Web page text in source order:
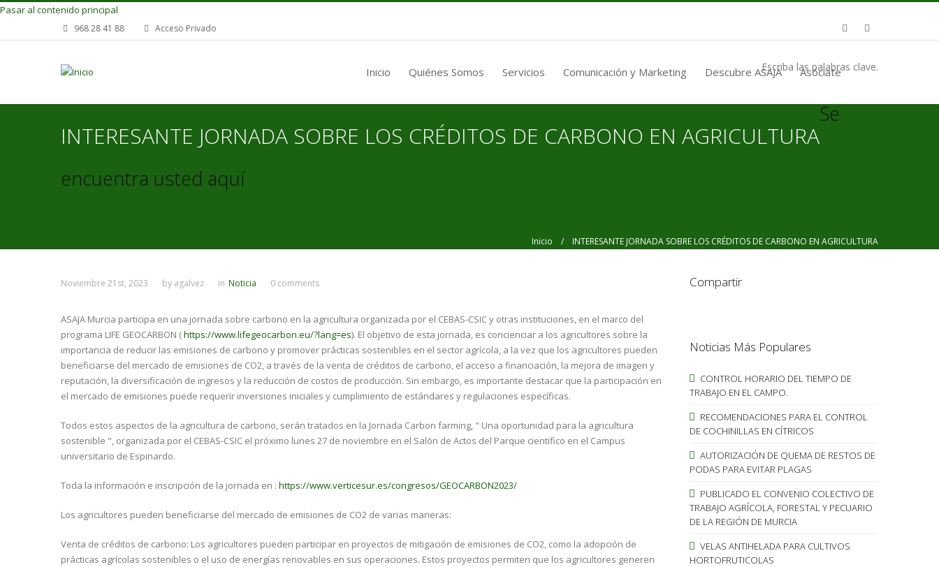
Pasar al contenido principal
968 28 41 88 Acceso Privado
Inicio Quiénes Somos Servicios Comunicación y Marketing Descubre ASAJA Asóciate
Escriba las palabras clave.
INTERESANTE JORNADA SOBRE LOS CRÉDITOS DE CARBONO EN AGRICULTURA
Se
encuentra usted aquí
Inicio / INTERESANTE JORNADA SOBRE LOS CRÉDITOS DE CARBONO EN AGRICULTURA
Noviembre 21st, 2023 by agalvez in Noticia 0 comments
ASAJA Murcia participa en una jornada sobre carbono en la agricultura organizada por el CEBAS-CSIC y otras instituciones, en el marco del
programa LIFE GEOCARBON (https://www.lifegeocarbon.eu/?lang=es). El objetivo de esta jornada, es concienciar a los agricultores sobre la
importancia de reducir las emisiones de carbono y promover prácticas sostenibles en el sector agrícola, a la vez que los agricultores pueden
beneficiarse del mercado de emisiones de CO2, a través de la venta de créditos de carbono, el acceso a financiación, la mejora de imagen y
reputación, la diversificación de ingresos y la reducción de costos de producción. Sin embargo, es importante destacar que la participación en
el mercado de emisiones puede requerir inversiones iniciales y cumplimiento de estándares y regulaciones específicas.
Todos estos aspectos de la agricultura de carbono, serán tratados en la Jornada Carbon farming, " Una oportunidad para la agricultura
sostenible ", organizada por el CEBAS-CSIC el próximo lunes 27 de noviembre en el Salón de Actos del Parque cientifico en el Campus
universitario de Espinardo.
Toda la información e inscripción de la jornada en : https://www.verticesur.es/congresos/GEOCARBON2023/
Los agricultores pueden beneficiarse del mercado de emisiones de CO2 de varias maneras:
Venta de créditos de carbono: Los agricultores pueden participar en proyectos de mitigación de emisiones de CO2, como la adopción de
prácticas agrícolas sostenibles o el uso de energías renovables en sus operaciones. Estos proyectos permiten que los agricultores generen
Compartir
Noticias Más Populares
CONTROL HORARIO DEL TIEMPO DE
TRABAJO EN EL CAMPO.
RECOMENDACIONES PARA EL CONTROL
DE COCHINILLAS EN CÍTRICOS
AUTORIZACIÓN DE QUEMA DE RESTOS DE
PODAS PARA EVITAR PLAGAS
PUBLICADO EL CONVENIO COLECTIVO DE
TRABAJO AGRÍCOLA, FORESTAL Y PECUARIO
DE LA REGIÓN DE MURCIA
VELAS ANTIHELADA PARA CULTIVOS
HORTOFRUTICOLAS